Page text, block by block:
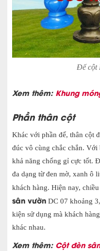
Đế cột
Xem thêm:Khung
Phần thân cột
Khác với phần đế, thân cột
đúc vô cùng chắc chắn. Với
khả năng chống gỉ cực tốt.
đa dạng từ đen mờ, xanh ô
khách hàng. Hiện nay,
sân vườn DC 07 khoảng
kiện sử dụng mà khách
khác nhau.
Xem thêm: Cột đèn